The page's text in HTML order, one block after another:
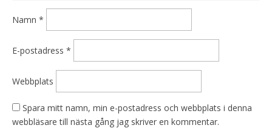
Namn *
E-postadress *
Webbplats
Spara mitt namn, min e-postadress och webbplats i denna
webbläsare till nästa gång jag skriver en kommentar.